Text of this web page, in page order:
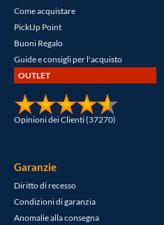
Come acquistare
PickUp Point
Buoni Regalo
Guide e consigli per l'acquisto
OUTLET
Opinioni dei Clienti (37270)
Garanzie
Diritto di recesso
Condizioni di garanzia
Anomalie alla consegna